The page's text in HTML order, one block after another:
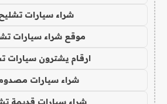
شراء سيارات
موقع شراء سيارات
ارقام يشترون سيارات
شراء سيارات
شراء سيارات قديمة